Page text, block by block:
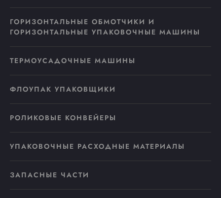
ГОРИЗОНТАЛЬНЫЕ ОБМОТЧИКИ И
ГОРИЗОНТАЛЬНЫЕ УПАКОВОЧНЫЕ МАШИНЫ
ТЕРМОУСАДОЧНЫЕ МАШИНЫ
ФЛОУПАК УПАКОВЩИКИ
РОЛИКОВЫЕ КОНВЕЙЕРЫ
УПАКОВОЧНЫЕ РАСХОДНЫЕ МАТЕРИАЛЫ
ЗАПАСНЫЕ ЧАСТИ